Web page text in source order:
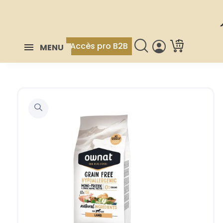
MENU Accès pro B2B